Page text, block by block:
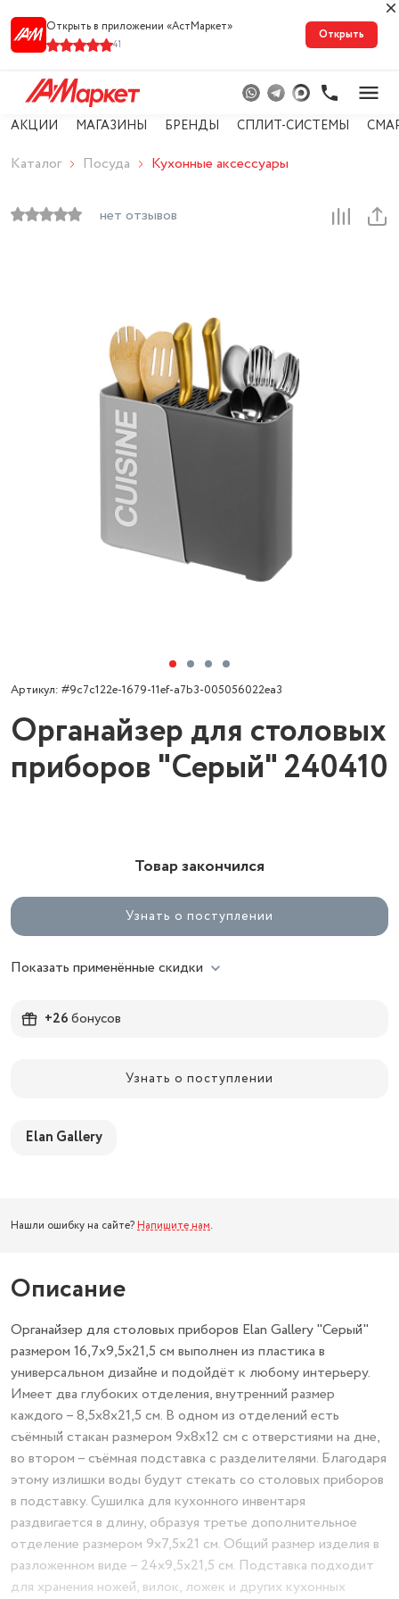
Открыть в приложении «АстМарке‪т‬»
41
Открыть
АКЦИИ МАГАЗИНЫ БРЕНДЫ СПЛИТ-СИСТЕМЫ
Каталог Посуда Кухонные аксессуары
нет отзывов
Артикул: #9c7c122e-1679-11ef-a7b3-005056022ea3
Органайзер для столовых
приборов "Серый" 240410
Товар закончился
Узнать о поступлении
Показать применённые скидки
+26бонусов
Узнать о поступлении
Elan Gallery
Нашли ошибку на сайте? Напишите нам.
Описание
Органайзер для столовых приборов Elan Gallery "Серый"
размером 16,7х9,5х21,5 см выполнен из пластика в
универсальном дизайне и подойдёт к любому интерьеру.
Имеет два глубоких отделения, внутренний размер
каждого – 8,5х8х21,5 см. В одном из отделений есть
съёмный стакан размером 9х8х12 см с отверстиями на дне,
во втором – съёмная подставка с разделителями. Благодаря
этому излишки воды будут стекать со столовых приборов
в подставку. Сушилка для кухонного инвентаря
раздвигается в длину, образуя третье дополнительное
отделение размером 9х7,5х21 см. Общий размер изделия в
разложенном виде – 24х9,5х21,5 см. Подставка подходит
для хранения ножей, вилок, ложек и других кухонных